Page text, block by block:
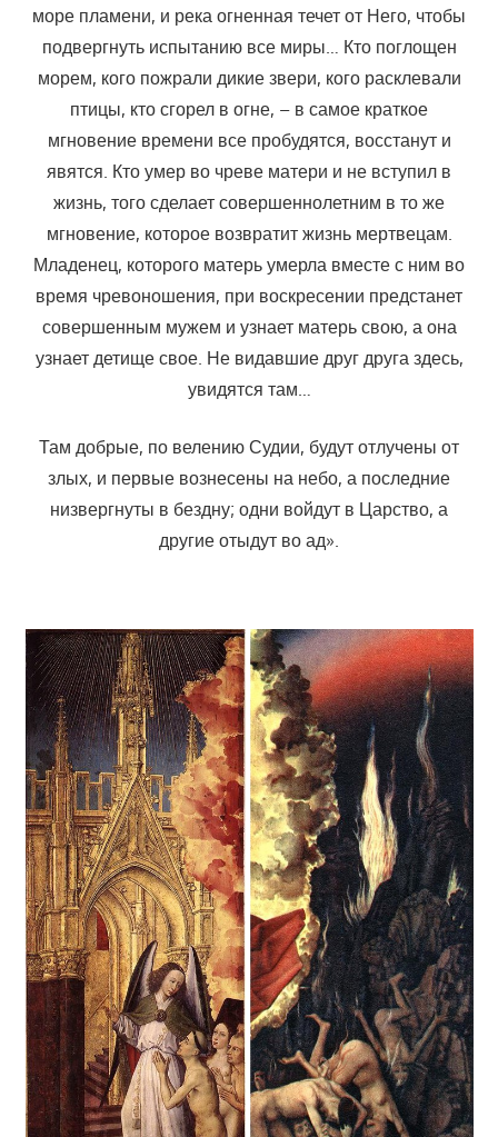
море пламени, и река огненная течет от Него, чтобы
подвергнуть испытанию все миры… Кто поглощен
морем, кого пожрали дикие звери, кого расклевали
птицы, кто сгорел в огне, – в самое краткое
мгновение времени все пробудятся, восстанут и
явятся. Кто умер во чреве матери и не вступил в
жизнь, того сделает совершеннолетним в то же
мгновение, которое возвратит жизнь мертвецам.
Младенец, которого матерь умерла вместе с ним во
время чревоношения, при воскресении предстанет
совершенным мужем и узнает матерь свою, а она
узнает детище свое. Не видавшие друг друга здесь,
увидятся там…
Там добрые, по велению Судии, будут отлучены от
злых, и первые вознесены на небо, а последние
низвергнуты в бездну; одни войдут в Царство, а
другие отыдут во ад».